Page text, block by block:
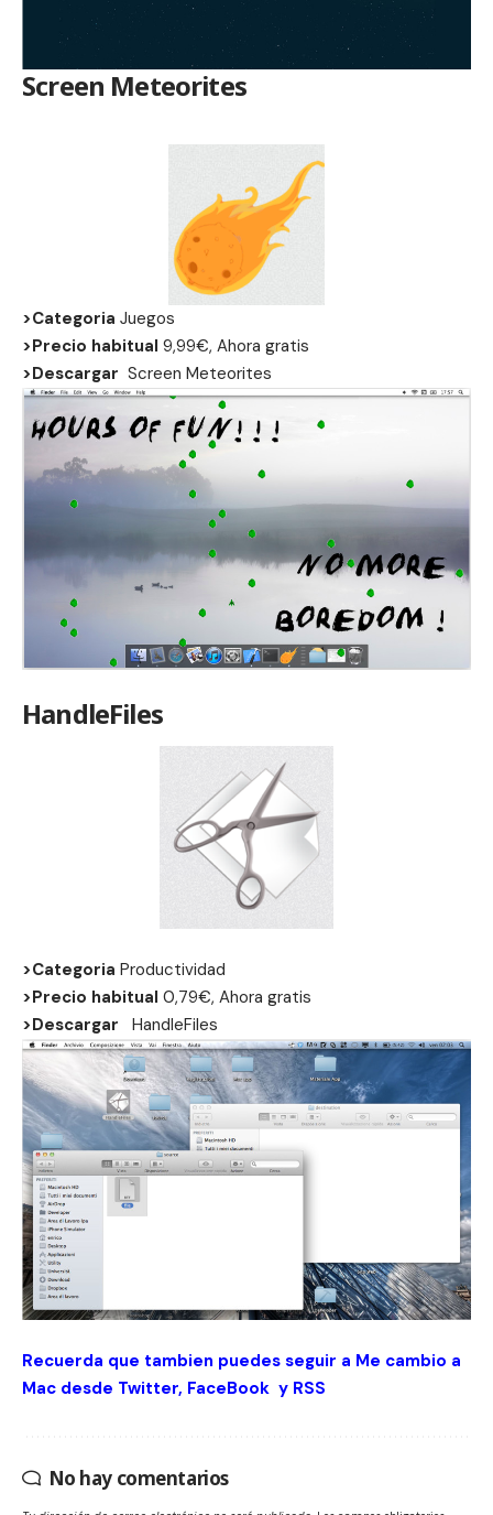
Screen Meteorites
>Categoria Juegos
>Precio habitual 9,99€, Ahora gratis
>Descargar Screen Meteorites
HandleFiles
>Categoria Productividad
>Precio habitual 0,79€, Ahora gratis
>Descargar
HandleFiles
Recuerda que tambien puedes seguir a Me cambio a
Mac desde Twitter, FaceBook y RSS
No hay comentarios